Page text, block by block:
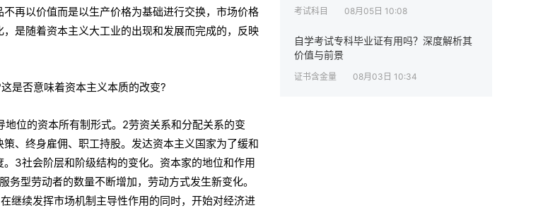
再以价值而是以生产价格为基础进行交换，市场价格
是随着资本主义大工业的出现和发展而完成的，反映
是否意味着资本主义本质的改变?
位的资本所有制形式。2劳资关系和分配关系的变
、终身雇佣、职工持股。发达资本主义国家为了缓和
3社会阶层和阶级结构的变化。资本家的地位和作用
型劳动者的数量不断增加，劳动方式发生新变化。
继续发挥市场机制主导性作用的同时，开始对经济进
考试科目 08月05日 10:08
自学考试专科毕业证有用吗？深度解析其
价值与前景
证书含金量 08月03日 10:34